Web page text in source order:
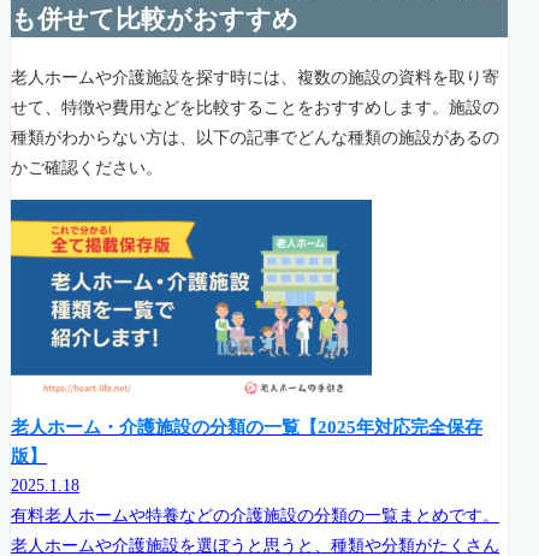
も併せて比較がおすすめ
老人ホームや介護施設を探す時には、複数の施設の資料を取り寄
せて、特徴や費用などを比較することをおすすめします。施設の
種類がわからない方は、以下の記事でどんな種類の施設があるの
かご確認ください。
老人ホーム・介護施設の分類の一覧【2025年対応完全保存
版】
2025.1.18
有料老人ホームや特養などの介護施設の分類の一覧まとめです。
老人ホームや介護施設を選ぼうと思うと、種類や分類がたくさん